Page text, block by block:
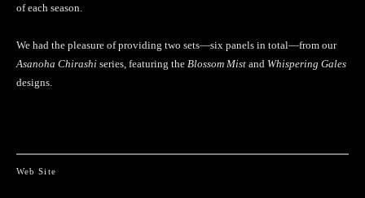
of each season.
We had the pleasure of providing two sets—six panels in total—from our
Asanoha Chirashi series, featuring the Blossom Mist and Whispering Gales
designs.
Web Site